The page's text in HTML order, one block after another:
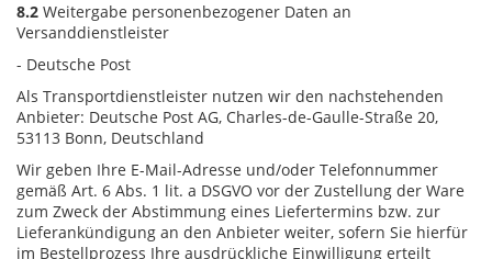
8.2 Weitergabe personenbezogener Daten an
Versanddienstleister
- Deutsche Post
Als Transportdienstleister nutzen wir den nachstehenden
Anbieter: Deutsche Post AG, Charles-de-Gaulle-Straße 20,
53113 Bonn, Deutschland
Wir geben Ihre E-Mail-Adresse und/oder Telefonnummer
gemäß Art. 6 Abs. 1 lit. a DSGVO vor der Zustellung der Ware
zum Zweck der Abstimmung eines Liefertermins bzw. zur
Lieferankündigung an den Anbieter weiter, sofern Sie hierfür
im Bestellprozess Ihre ausdrückliche Einwilligung erteilt